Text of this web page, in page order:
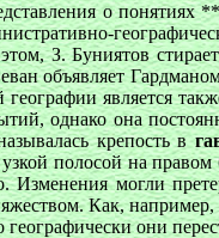
о
З. Буниятов
объявляет
географии является
однако она
крепость в
полосой на
Изменения могли
Как,
географически они